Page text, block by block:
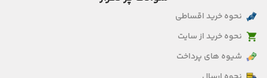
نحوه خرید اقساطی
نحوه خرید از سایت
شیوه های پرداخت